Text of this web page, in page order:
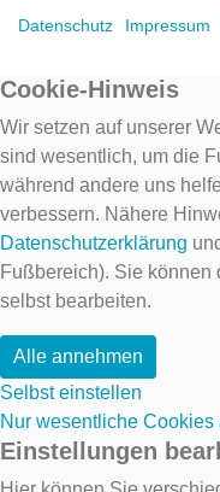
Datenschutz Impressum
Cookie-Hinweis
Wir setzen auf unserer
sind wesentlich, um die
während andere uns
verbessern. Nähere
Datenschutzerklärung
Fußbereich). Sie können
selbst bearbeiten.
Alle annehmen
Selbst einstellen
Nur wesentliche Cookies
Einstellungen